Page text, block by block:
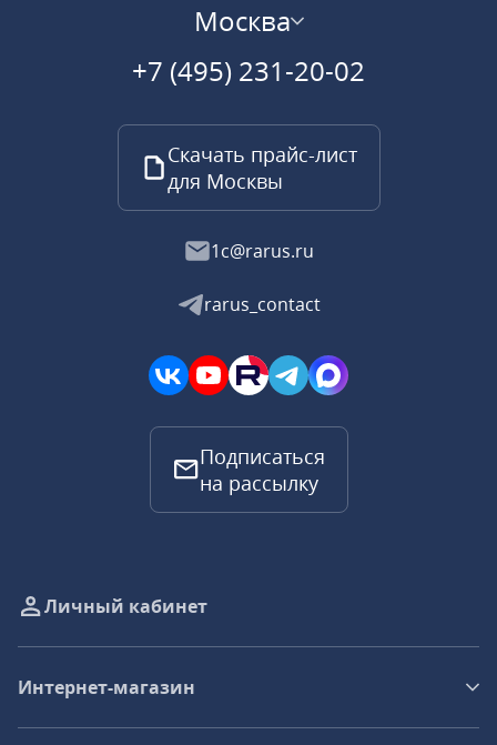
Москва
+7 (495) 231-20-02
Скачать прайс-лист
для Москвы
1c@rarus.ru
rarus_contact
Подписаться
на рассылку
Личный кабинет
Интернет-магазин